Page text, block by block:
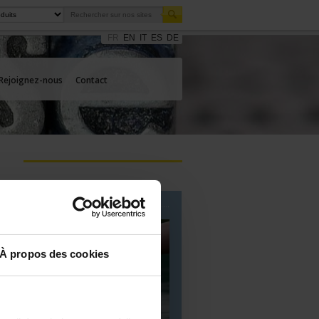
À propos des cookies
EN IT ES DE
Rejoignez-nous Contact
Nos expertises